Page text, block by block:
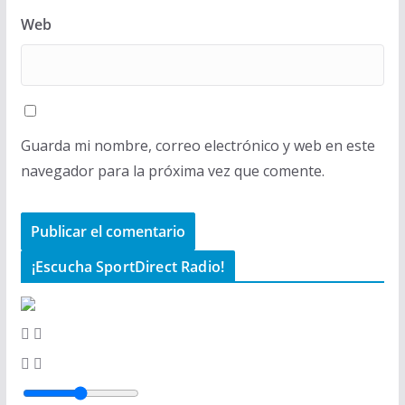
Web
Guarda mi nombre, correo electrónico y web en este
navegador para la próxima vez que comente.
¡Escucha SportDirect Radio!